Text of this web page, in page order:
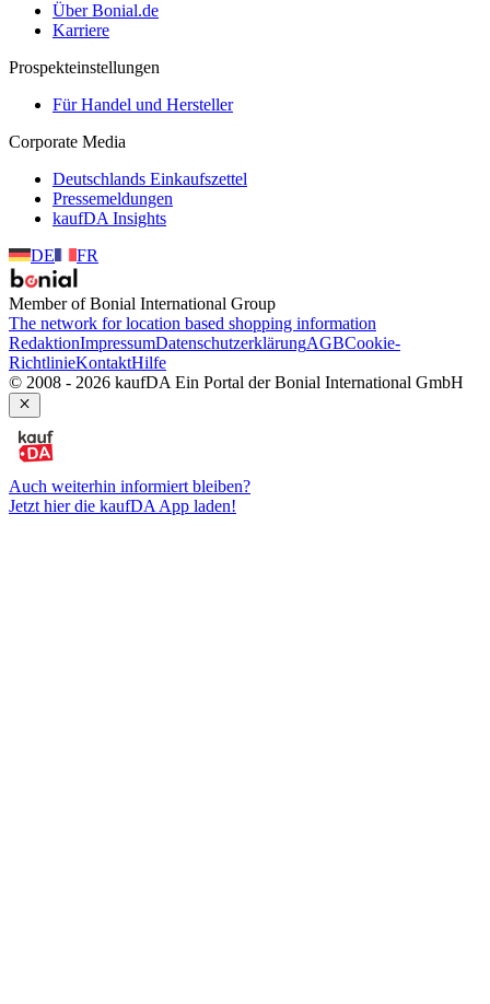
Über Bonial.de
Karriere
Prospekteinstellungen
Für Handel und Hersteller
Corporate Media
Deutschlands Einkaufszettel
Pressemeldungen
kaufDA Insights
DE
FR
Member of Bonial International Group
The network for location based shopping information
RedaktionImpressumDatenschutzerklärungAGBCookie-
RichtlinieKontaktHilfe
© 2008 - 2026 kaufDA Ein Portal der Bonial International GmbH
Auch weiterhin informiert bleiben?
Jetzt hier die kaufDA App laden!